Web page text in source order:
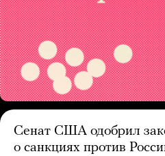
Сенат США одобрил
о санкциях против